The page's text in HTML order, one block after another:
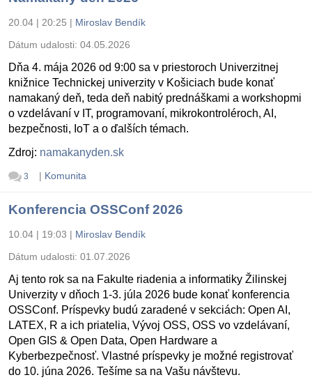
20.04 | 20:25 | Miroslav Bendík
Dátum udalosti: 04.05.2026
Dňa 4. mája 2026 od 9:00 sa v priestoroch Univerzitnej
knižnice Technickej univerzity v Košiciach bude konať
namakaný deň, teda deň nabitý prednáškami a workshopmi
o vzdelávaní v IT, programovaní, mikrokontroléroch, AI,
bezpečnosti, IoT a o ďalších témach.
Zdroj: namakanyden.sk
3 | Komunita
Konferencia OSSConf 2026
10.04 | 19:03 | Miroslav Bendík
Dátum udalosti: 01.07.2026
Aj tento rok sa na Fakulte riadenia a informatiky Žilinskej
Univerzity v dňoch 1-3. júla 2026 bude konať konferencia
OSSConf. Príspevky budú zaradené v sekciách: Open AI,
LATEX, R a ich priatelia, Vývoj OSS, OSS vo vzdelávaní,
Open GIS & Open Data, Open Hardware a
Kyberbezpečnosť. Vlastné príspevky je možné registrovať
do 10. júna 2026. Tešíme sa na Vašu návštevu.